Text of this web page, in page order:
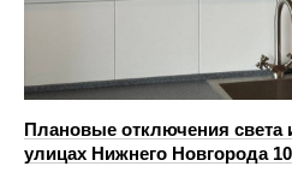
Плановые отключения света
улицах Нижнего Новгорода